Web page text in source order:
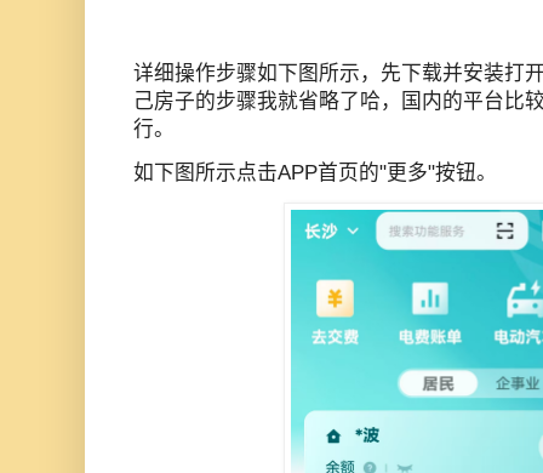
详细操作步骤如下图所示，先下载并安装打
己房子的步骤我就省略了哈，国内的平台比
行。
如下图所示点击APP首页的"更多"按钮。